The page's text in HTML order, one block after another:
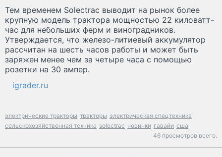
Тем временем Solectrac выводит на рынок более
крупную модель трактора мощностью 22 киловатт-
час для небольших ферм и виноградников.
Утверждается, что железо-литиевый аккумулятор
рассчитан на шесть часов работы и может быть
заряжен менее чем за четыре часа с помощью
розетки на 30 ампер.
igrader.ru
электрические тракторы тракторы электрическая спецтехника
сельскохозяйственная техника solectrac новинки гавайи сша
46 просмотров всего.